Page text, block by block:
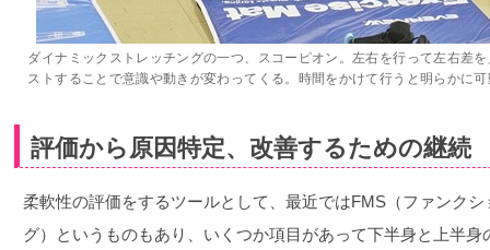
ダイナミックストレッチングの一つ、スコーピオン。左右を行って左右差
ストすることで意識や動きが変わってくる。時間をかけて行うと明らかに
評価から原因特定、改善するための継続
柔軟性の評価をするツールとして、最近ではFMS（ファンク
グ）というものもあり、いくつか項目があって下半身と上半